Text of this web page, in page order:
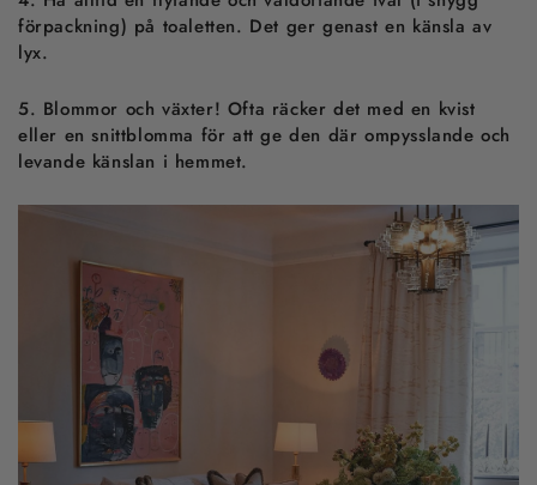
förpackning) på toaletten. Det ger genast en känsla av
lyx.
5. Blommor och växter! Ofta räcker det med en kvist
eller en snittblomma för att ge den där ompysslande och
levande känslan i hemmet.